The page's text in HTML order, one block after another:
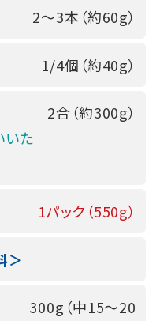
2～3本（約60g）
1/4個（約40g）
た
2合（約300g）
1パック（550g）
＞
300g（中15～20